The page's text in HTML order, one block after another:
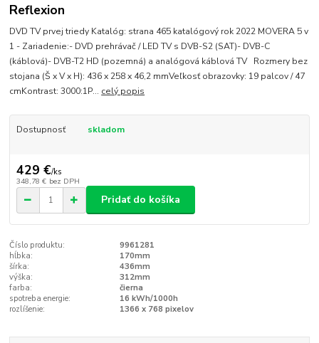
Reflexion
DVD TV prvej triedy Katalóg: strana 465 katalógový rok 2022 MOVERA 5 v
1 - Zariadenie:- DVD prehrávač / LED TV s DVB-S2 (SAT)- DVB-C
(káblová)- DVB-T2 HD (pozemná) a analógová káblová TV Rozmery bez
stojana (Š x V x H): 436 x 258 x 46,2 mmVeľkosť obrazovky: 19 palcov / 47
cmKontrast: 3000:1P... celý popis
Dostupnosť skladom
429 €/ks
348,78 € bez DPH
Pridať do košíka
Číslo produktu:
9961281
hĺbka:
170mm
šírka:
436mm
výška:
312mm
farba:
čierna
spotreba energie:
16 kWh/1000h
rozlíšenie:
1366 x 768 pixelov